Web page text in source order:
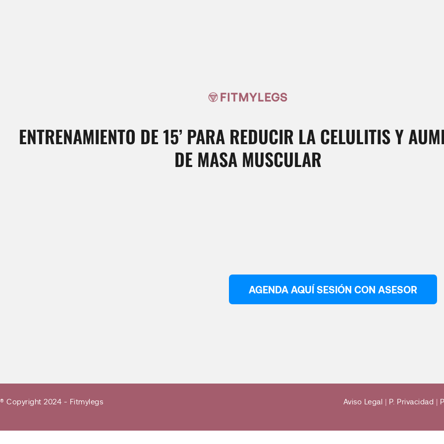
ENTRENAMIENTO DE 15’ PARA REDUCIR LA CELULITIS Y
DE MASA MUSCULAR
AGENDA AQUÍ SESIÓN CON ASESOR
® Copyright 2024 - Fitmylegs Aviso Legal | P. Privacidad |